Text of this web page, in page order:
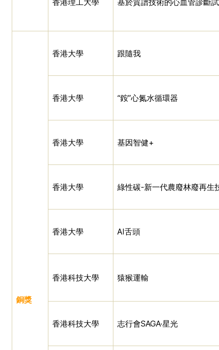
香港理工大學 基於質譜技術的心血管診斷
銅獎
香港大學 跟隨我
香港大學 “銨”心氮水循環器
香港大學 基因智健+
香港大學 綠性碳-新一代農廢林廢再生
香港大學 AI舌頭
香港科技大學 猿猴運輸
香港科技大學 志行會SAGA·星光